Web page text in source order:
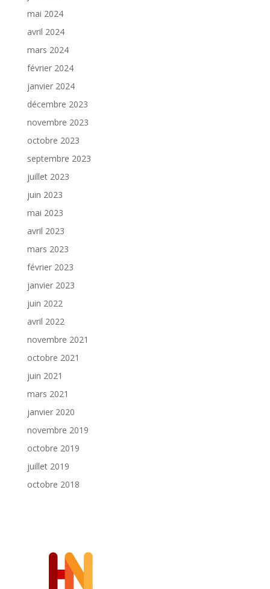
mai 2024
avril 2024
mars 2024
février 2024
janvier 2024
décembre 2023
novembre 2023
octobre 2023
septembre 2023
juillet 2023
juin 2023
mai 2023
avril 2023
mars 2023
février 2023
janvier 2023
juin 2022
avril 2022
novembre 2021
octobre 2021
juin 2021
mars 2021
janvier 2020
novembre 2019
octobre 2019
juillet 2019
octobre 2018